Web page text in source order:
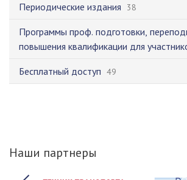
Периодические издания 38
Программы проф. подготовки,
повышения квалификации для
Бесплатный доступ 49
Наши партнеры